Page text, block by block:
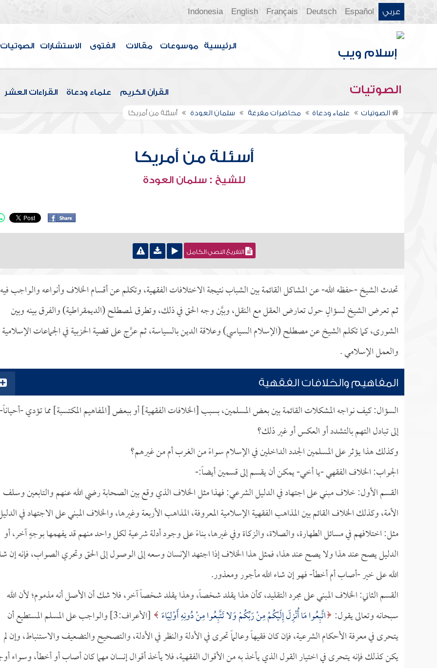
عربي Español
Deutsch
Français
English
Indonesia
الرئيسية موسوعات مقالات الفتوى الاستشارات الصوتيات
الصوتيات القرآن الكريم علماء ودعاة القراءات العشر
الصوتيات علماء ودعاة محاضرات مفرغة سلمان العودة أسئلة من أمريكا
أسئلة من أمريكا
للشيخ : سلمان العودة
التفريغ النصي الكامل
تحدث الشيخ -حفظه الله- عن المشاكل القائمة بين الشباب نتيجة الاختلافات الفقهية، وتكلم عن أقسام الخلاف وأنواعه والواجب
ثم تعرض الشيخ لسؤالٍ حول تعارض العقل مع النقل، وبيَّن وجه الحق في ذلك، وتطرق لمصطلح (الديمقراطية) والفرق بينه وبين
الشورى، كما تكلم الشيخ عن مصطلح (الإسلام السياسي) وعلاقة الدين بالسياسة، ثم عرَّج على قضية الحزبية في الجماعات الإسلامية
والعمل الإسلامي .
المفاهيم والخلافات الفقهية
السؤال: كيف نواجه المشكلات القائمة بين بعض المسلمين، بسبب [الخلافات الفقهية] أو ببعض [المفاهيم المكتسبة] مما تؤدي -أحياناً-
إلى تبادل التهم بالتشدد أو العكس أو غير ذلك؟
وكذلك هذا يؤثر على المسلمين الجدد الداخلين في الإسلام سواءً من الغرب أم من غيرهم؟
الجواب: الخلاف الفقهي -يا أخي- يمكن أن يقسم إلى قسمين أيضاً:-
القسم الأول: خلاف مبني على اجتهاد في الدليل الشرعي: فهذا مثل الخلاف الذي وقع بين الصحابة رضي الله عنهم والتابعين وسلف
الأمة، وكذلك الخلاف القائم بين المذاهب الفقهية الإسلامية المعروفة، المذاهب الأربعة وغيرها، والخلاف المبني على الاجتهاد في
مثل: اختلافهم في مسائل الطهارة، والصلاة، والزكاة وفي غيرها، بناءً على وجود أدلة شرعية لكل واحد منهم قد يفهمها بوجهٍ آخر، أو
الدليل يصح عند هذا ولا يصح عند هذا، فمثل هذا الخلاف إذا اجتهد الإنسان وسعه إلى الوصول إلى الحق وتحري الصواب، فإنه إن
الله على خير -أصاب أم أخطأ- فهو إن شاء الله مأجور ومعذور.
القسم الثاني: الخلاف المبني على مجرد التقليد، كأن هذا يقلد شخصاً، وهذا يقلد شخصاً آخر، فلا شك أن الأصل أنه مذموم؛ لأن الله
سبحانه وتعالى يقول: اتَّبِعُوا مَا أُنْزِلَ إِلَيْكُمْ مِنْ رَبِّكُمْ وَلا تَتَّبِعُوا مِنْ دُونِهِ أَوْلِيَاءَ
[الأعراف:3] والواجب على المسلم المستطيع أن
يتحرى في معرفة الأحكام الشرعية، فإن كان فقيهاً وعالماً تحرى في الأدلة والنظر في الأدلة، والتصحيح والتضعيف والاستنباط، وإن لم
يكن كذلك فإنه يتحرى في اختيار القول الذي يأخذ به من الأقوال الفقهية، فلا يأخذ أقوال إنسان مهما كان أصاب أو أخطأ، وسواء